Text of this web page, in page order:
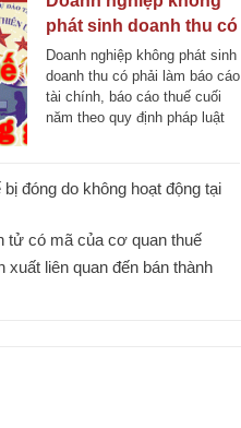
phát sinh doanh thu có
phải làm báo cáo tài
chính, thuế cuối năm
không
Doanh nghiệp không phát sinh
doanh thu có phải làm báo cáo
tài chính, báo cáo thuế cuối
năm theo quy định pháp luật
đóng do không hoạt động tại
tử có mã của cơ quan thuế
xuất liên quan đến bán thành